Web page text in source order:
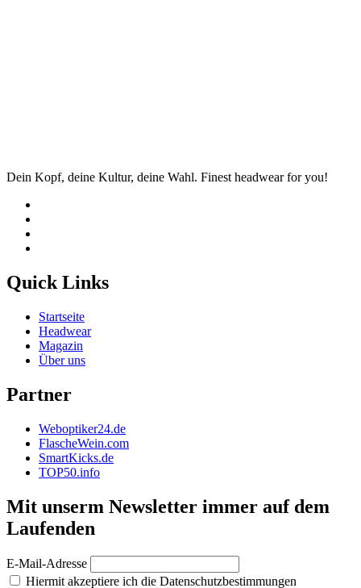
Dein Kopf, deine Kultur, deine Wahl. Finest headwear for you!
Quick Links
Startseite
Headwear
Magazin
Über uns
Partner
Weboptiker24.de
FlascheWein.com
SmartKicks.de
TOP50.info
Mit unserm Newsletter immer auf dem
Laufenden
E-Mail-Adresse
Hiermit akzeptiere ich die Datenschutzbestimmungen